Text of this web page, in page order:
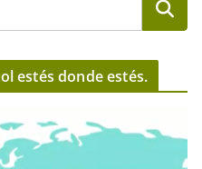
estés donde estés.